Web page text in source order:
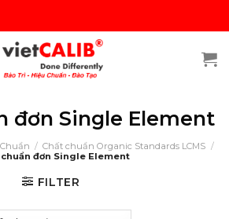
đơn Single Element
/ Chất chuẩn Organic Standards LCMS /
chuẩn đơn Single Element
FILTER